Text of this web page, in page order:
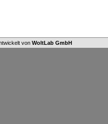
von WoltLab GmbH